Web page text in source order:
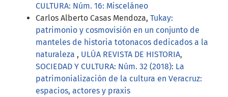
CULTURA: Núm. 16: Misceláneo
Carlos Alberto Casas Mendoza, Tukay:
patrimonio y cosmovisión en un conjunto de
manteles de historia totonacos dedicados a la
naturaleza , ULÚA REVISTA DE HISTORIA,
SOCIEDAD Y CULTURA: Núm. 32 (2018): La
patrimonialización de la cultura en Veracruz:
espacios, actores y praxis